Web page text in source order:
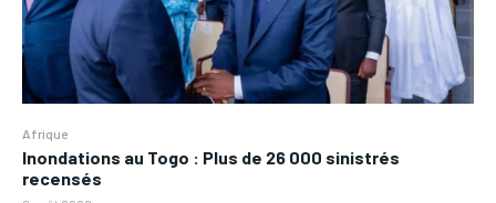
Afrique
Inondations au Togo : Plus de 26 000 sinistrés
recensés